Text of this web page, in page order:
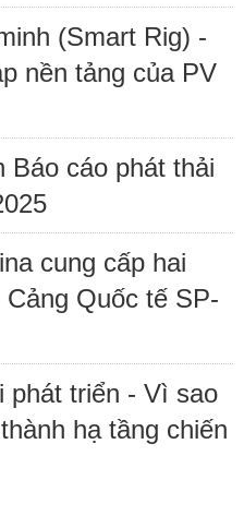
(Smart Rig) -
nền tảng của PV
Báo cáo phát thải
cung cấp hai
Quốc tế SP-
phát triển - Vì sao
hạ tầng chiến